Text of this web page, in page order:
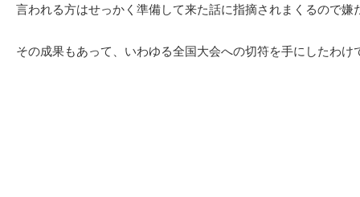
言われる方はせっかく準備して来た話に指摘されまくるので嫌
その成果もあって、いわゆる全国大会への切符を手にしたわけ